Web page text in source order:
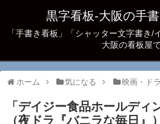
黒字看板‐大阪の手
「手書き看板」「シャッター文字書き/
大阪の看板屋
ホーム 気になる 映画・ド
「デイジー食品ホールディ
（夜ドラ『バニラな毎日』）